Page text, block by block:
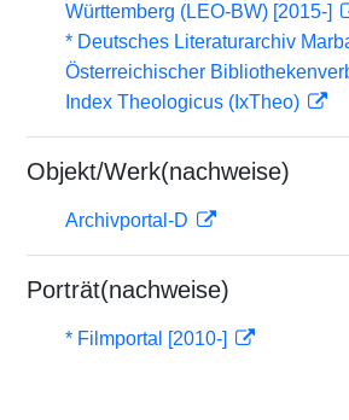
Württemberg (LEO-BW) [2015-]
* Deutsches Literaturarchiv
Österreichischer
Index Theologicus (IxTheo)
Objekt/Werk(nachweise)
Archivportal-D
Porträt(nachweise)
* Filmportal [2010-]